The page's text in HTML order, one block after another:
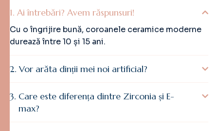
Ai întrebări? Avem răspunsuri!
Cu o îngrijire bună, coroanele ceramice moderne
durează între 10 și 15 ani.
Vor arăta dinții mei noi artificial?
Care este diferența dintre Zirconia și E-
max?